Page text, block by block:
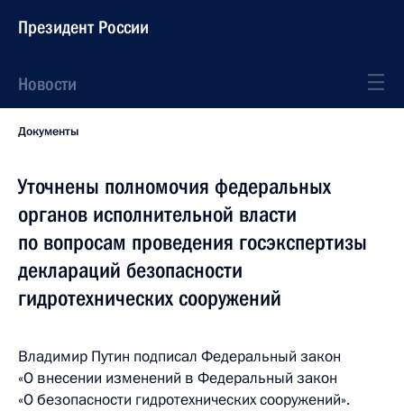
Президент России
Новости
Документы
Уточнены полномочия федеральных
органов исполнительной власти
по вопросам проведения госэкспертизы
деклараций безопасности
гидротехнических сооружений
Владимир Путин подписал Федеральный закон
«О внесении изменений в Федеральный закон
«О безопасности гидротехнических сооружений».